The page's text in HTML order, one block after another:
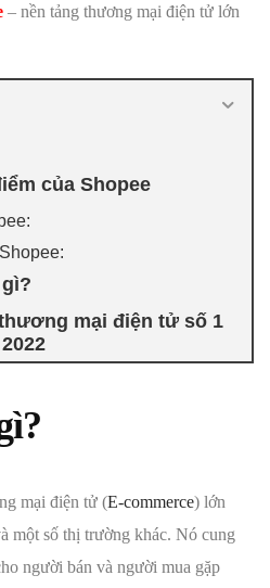
– nền tảng thương mại điện tử lớn
của Shopee
mại điện tử số 1
mại điện tử (E-commerce) lớn
một số thị trường khác. Nó cung
người bán và người mua gặp